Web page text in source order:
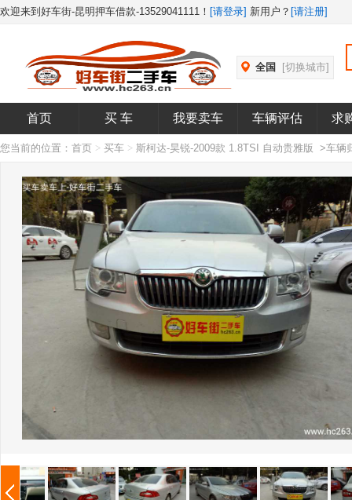
欢迎来到好车街-昆明押车借款-13529041111！ [请登录] 新用户？ [请注册]
全国 [切换城市]
首页 买 车 我要卖车 车辆评估 求
您当前的位置： 首页 > 买车 > 斯柯达-昊锐-2009款 1.8TSI 自动贵雅版 >车辆